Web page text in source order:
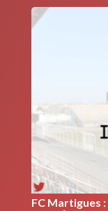
FC Martigues